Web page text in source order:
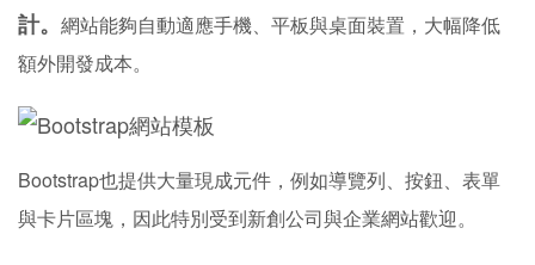
計。 網站能夠自動適應手機、平板與桌面裝置，大幅降低
額外開發成本。
Bootstrap也提供大量現成元件，例如導覽列、按鈕、表單
與卡片區塊，因此特別受到新創公司與企業網站歡迎。